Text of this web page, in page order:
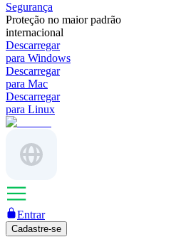
Segurança
Proteção no maior padrão
internacional
Descarregar
para Windows
Descarregar
para Mac
Descarregar
para Linux
Entrar
Cadastre-se